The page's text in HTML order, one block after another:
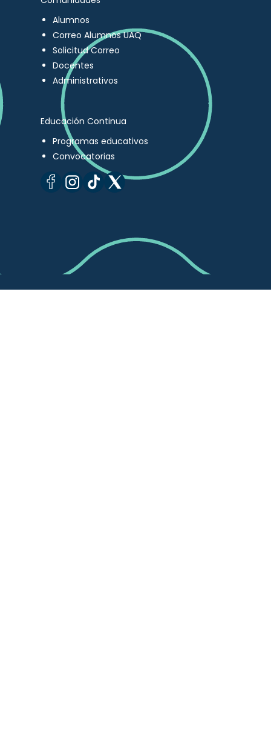
Alumnos
Correo Alumnos UAQ
Solicitud Correo
Docentes
Administrativos
Educación Continua
Programas educativos
Convocatorias